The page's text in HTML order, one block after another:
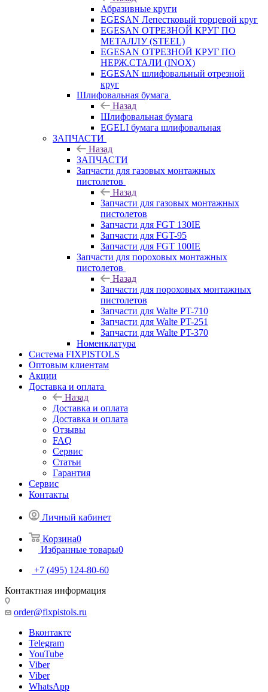
Абразивные круги
EGESAN Лепестковый торцевой круг
EGESAN ОТРЕЗНОЙ КРУГ ПО
МЕТАЛЛУ (STEEL)
EGESAN ОТРЕЗНОЙ КРУГ ПО
НЕРЖ.СТАЛИ (INOX)
EGESAN шлифовальный отрезной
круг
Шлифовальная бумага
Назад
Шлифовальная бумага
EGELI бумага шлифовальная
ЗАПЧАСТИ
Назад
ЗАПЧАСТИ
Запчасти для газовых монтажных
пистолетов
Назад
Запчасти для газовых монтажных
пистолетов
Запчасти для FGT 130IE
Запчасти для FGT-95
Запчасти для FGT 100IE
Запчасти для пороховых монтажных
пистолетов
Назад
Запчасти для пороховых монтажных
пистолетов
Запчасти для Walte PT-710
Запчасти для Walte PT-251
Запчасти для Walte PT-370
Номенклатура
Система FIXPISTOLS
Оптовым клиентам
Акции
Доставка и оплата
Назад
Доставка и оплата
Доставка и оплата
Отзывы
FAQ
Сервис
Статьи
Гарантия
Сервис
Контакты
Личный кабинет
Корзина0
Избранные товары0
+7 (495) 124-80-60
Контактная информация
order@fixpistols.ru
Вконтакте
Telegram
YouTube
Viber
Viber
WhatsApp